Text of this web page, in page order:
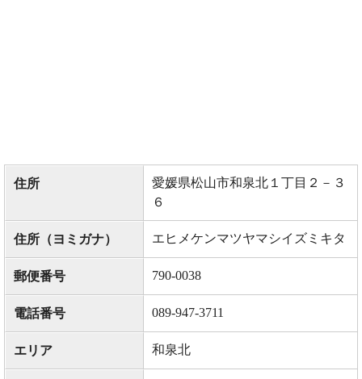
住所
愛媛県松山市和泉北１丁目２－３
６
住所（ヨミガナ） エヒメケンマツヤマシイズミキタ
郵便番号 790-0038
電話番号 089-947-3711
エリア 和泉北